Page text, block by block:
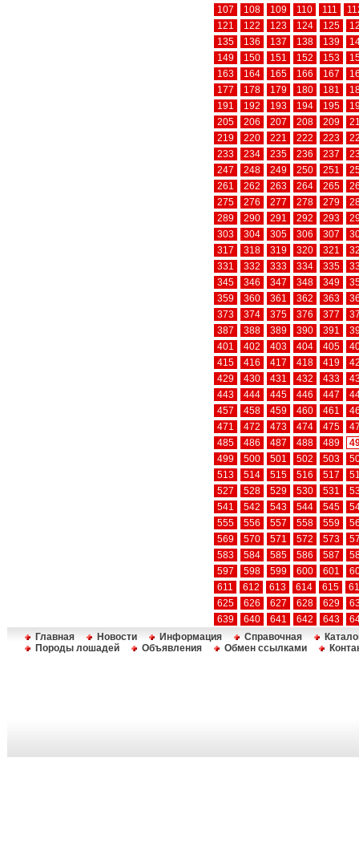
107
108 109 110 111
121
122 123 124 125
135
136 137 138 139
149
150 151 152 153
163
164 165 166 167
177
178 179 180 181
191
192 193 194 195
205
206 207 208 209
219
220 221 222 223
233
234 235 236 237
247
248 249 250 251
261
262 263 264 265
275
276 277 278 279
289
290 291 292 293
303
304 305 306 307
317
318 319 320 321
331
332 333 334 335
345
346 347 348 349
359
360 361 362 363
373
374 375 376 377
387
388 389 390 391
401
402 403 404 405
415
416 417 418 419
429
430 431 432 433
443
444 445 446 447
457
458 459 460 461
471
472 473 474 475
485
486 487 488 489
499
500 501 502 503
513
514 515 516 517
527
528 529 530 531
541
542 543 544 545
555
556 557 558 559
569
570 571 572 573
583
584 585 586 587
597
598 599 600 601
611
612 613 614 615
625
626 627 628 629
639
640 641 642 643
Главная
Новости Информация Справочная
Породы лошадей
Объявления Обмен ссылками